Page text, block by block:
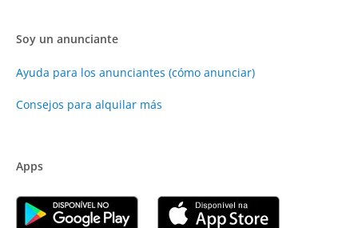
Soy un anunciante
Ayuda para los anunciantes (cómo anunciar)
Consejos para alquilar más
Apps